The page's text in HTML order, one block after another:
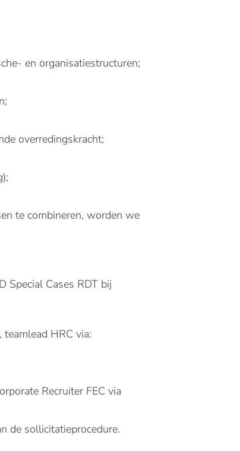
en organisatiestructuren;
overredingskracht;
te combineren, worden we
Special Cases RDT bij
HRC via:
Recruiter FEC via
de sollicitatieprocedure.